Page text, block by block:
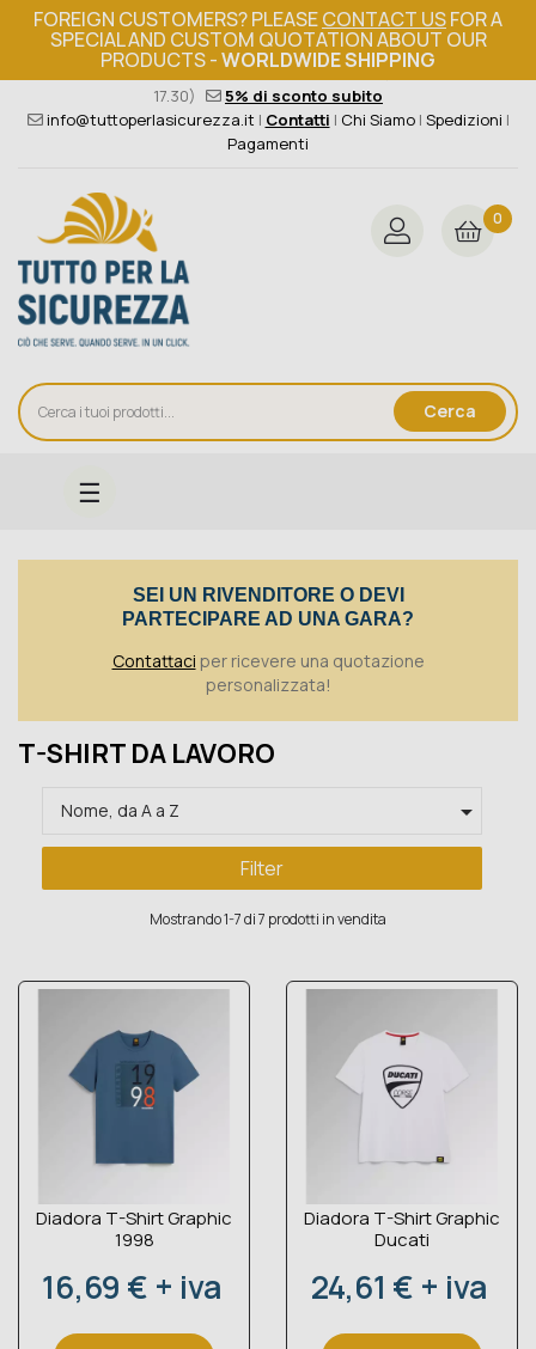
FOREIGN CUSTOMERS? PLEASECONTACT USFOR A
SPECIAL AND CUSTOM QUOTATION ABOUT OUR
PRODUCTS -WORLDWIDE SHIPPING
Ordine minimo 149€+iva 376 004 4000(Lun - Ven / 8.30 -
17.30)
5% di sconto subito
info@tuttoperlasicurezza.it | Contatti | Chi Siamo| Spedizioni |
Pagamenti
Cerca
0
navigazione
☰
SEI UN RIVENDITORE O DEVI
PARTECIPARE AD UNA GARA?
Contattaci per ricevere una quotazione
personalizzata!
T-SHIRT DA LAVORO
Nome, da A a Z 
Filter
Mostrando 1-7 di 7 prodotti in vendita
Diadora T-Shirt Graphic
1998
Prezzo
16,69 € + iva
Diadora T-Shirt Graphic
Ducati
Prezzo
24,61 € + iva